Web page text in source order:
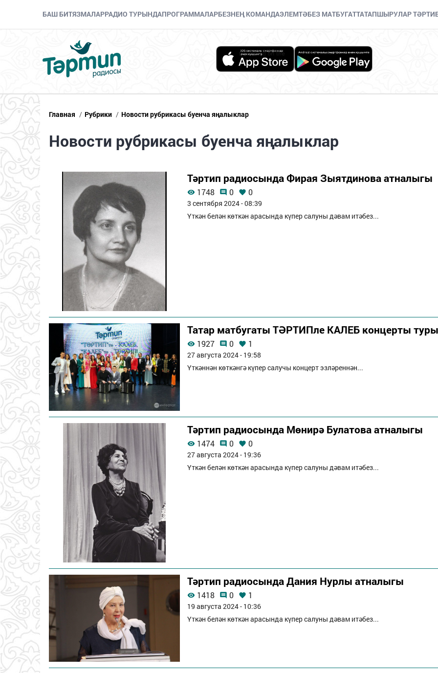
БАШ БИТЯЗМАЛАРРАДИО ТУРЫНДАПРОГРАММАЛАРБЕЗНЕҢ КОМАНДАЭЛЕМТӘБЕЗ МАТБУГАТТАТАПШЫРУЛАР
Главная / Рубрики / Новости рубрикасы буенча яңалыклар
Новости рубрикасы буенча яңалыклар
Тәртип радиосында Фирая Зыятдинова атналыгы
1748 0 0
3 сентября 2024 - 08:39
Үткән белән көткән арасында күпер салуны дәвам итәбез...
Татар матбугаты ТӘРТИПле КАЛЕБ концерты
1927 0 1
27 августа 2024 - 19:58
Үткәннән көткәнгә күпер салучы концерт эзләреннән...
Тәртип радиосында Мөнирә Булатова атналыгы
1474 0 0
27 августа 2024 - 19:36
Үткән белән көткән арасында күпер салуны дәвам итәбез...
Тәртип радиосында Дания Нурлы атналыгы
1418 0 1
19 августа 2024 - 10:36
Үткән белән көткән арасында күпер салуны дәвам итәбез...